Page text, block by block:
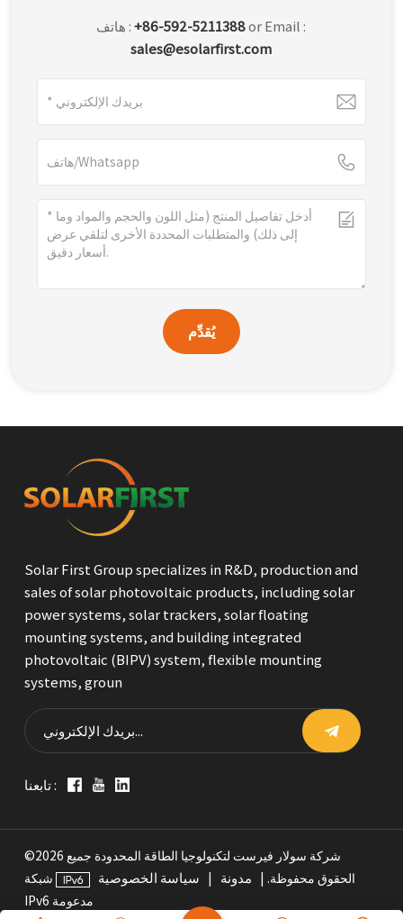
هاتف :+86-592-5211388or Email :
sales@esolarfirst.com
يُقدِّم
Solar First Group specializes in R&D, production and
sales of solar photovoltaic products, including solar
power systems, solar trackers, solar floating
mounting systems, and building integrated
photovoltaic (BIPV) system, flexible mounting
systems, groun
تابعنا :
©2026 شركة سولار فيرست لتكنولوجيا الطاقة المحدودة جميع
الحقوق محفوظة. |
مدونة سياسة الخصوصية
شبكة
IPv6 مدعومة